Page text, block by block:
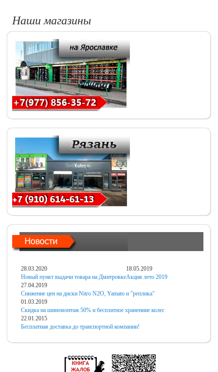
Наши магазины
28.03.2020
Новый пункт выдачи товара на Дмитровке
18.05.2019
Акция лето 2019
27.04.2019
Снижение цен на диски Nitro N2O, Yamato и "реплика"
01.03.2019
Скидка на шиномонтаж 50% и бесплатное хранениие колес
22.01.2015
Бесплатная доставка до транспортной компании!